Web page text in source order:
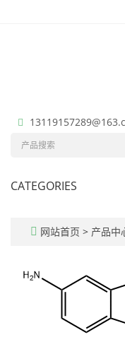
CATEGORIES
网站首页 > 产品中